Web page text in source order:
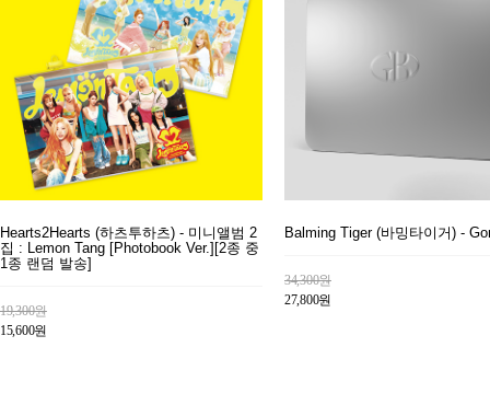
Hearts2Hearts (하츠투하츠) - 미니앨범 2
집 : Lemon Tang [Photobook Ver.][2종 중
1종 랜덤 발송]
19,300원
15,600원
Balming Tiger (바밍타이거) -
34,300원
27,800원